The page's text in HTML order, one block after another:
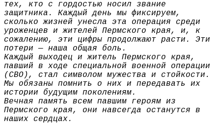
тех, кто с гордостью носил звание
защитника. Каждый день мы фиксируем,
сколько жизней унесла эта операция среди
уроженцев и жителей Пермского края, и, к
сожалению, эти цифры продолжают расти. Эти
потери — наша общая боль.
Каждый выходец и житель Пермского края,
павший в ходе специальной военной операции
(СВО), стал символом мужества и стойкости.
Мы обязаны помнить о них и передавать их
истории будущим поколениям.
Вечная память всем павшим героям из
Пермского края, они навсегда останутся в
наших сердцах.